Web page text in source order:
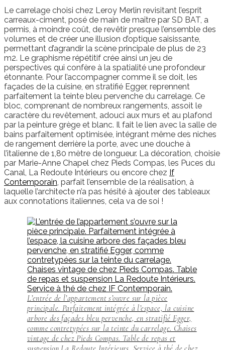
Le carrelage choisi chez Leroy Merlin revisitant l’esprit
carreaux-ciment, posé de main de maître par SD BAT, a
permis, à moindre coût, de revêtir presque l’ensemble des
volumes et de créer une illusion d’optique saisissante,
permettant d’agrandir la scène principale de plus de 23
m2. Le graphisme répétitif crée ainsi un jeu de
perspectives qui confère à la spatialité une profondeur
étonnante. Pour l’accompagner comme il se doit, les
façades de la cuisine, en stratifié Egger, reprennent
parfaitement la teinte bleu pervenche du carrelage. Ce
bloc, comprenant de nombreux rangements, assoit le
caractère du revêtement, adouci aux murs et au plafond
par la peinture grège et blanc. Il fait le lien avec la salle de
bains parfaitement optimisée, intégrant même des niches
de rangement derrière la porte, avec une douche à
l’italienne de 1,80 mètre de longueur. La décoration, choisie
par Marie-Anne Chapel chez Pieds Compas, les Puces du
Canal, La Redoute Intérieurs ou encore chez If
Contemporain, parfait l’ensemble de la réalisation, à
laquelle l’architecte n’a pas hésité à ajouter des tableaux
aux connotations italiennes, cela va de soi !
L’entrée de l’appartement s’ouvre sur la pièce
principale. Parfaitement intégrée à l’espace, la cuisine
arbore des façades bleu pervenche, en stratifié Egger,
comme contretypées sur la teinte du carrelage. Chaises
vintage de chez Pieds Compas. Table de repas et